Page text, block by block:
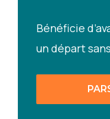
Bénéficie
un départ